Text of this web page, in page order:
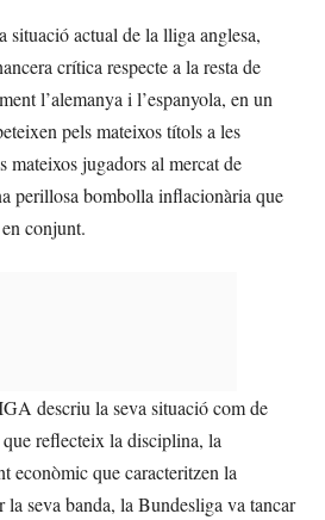
situació actual de la lliga anglesa,
crítica respecte a la resta de
l’alemanya i l’espanyola, en un
pels mateixos títols a les
jugadors al mercat de
perillosa bombolla inflacionària que
conjunt.
descriu la seva situació com de
reflecteix la disciplina, la
econòmic que caracteritzen la
la seva banda, la Bundesliga va tancar